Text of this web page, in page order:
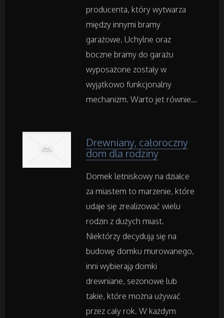
Adwokaci, Porady Prawne
Weterynaryjne, Hodowla Zwierząt
Sprzątanie, Porządkowanie
Opieka
Inne Usługi
Noclegi
Hotele i Noclegi
Podróże
Wypoczynek
producenta, który wytwarza
między innymi bramy
garażowe. Uchylne oraz
boczne bramy do garażu
wyposażone zostały w
wyjątkowo funkcjonalny
mechanizm. Warto jet równie...
Drewniany, całoroczny
dom dla rodziny
Domek letniskowy na działce
za miastem to marzenie, które
udaje się zrealizować wielu
rodzin z dużych miast.
Niektórzy decydują się na
budowę domku murowanego,
inni wybierają domki
drewniane, sezonowe lub
takie, które można używać
przez cały rok. W każdym